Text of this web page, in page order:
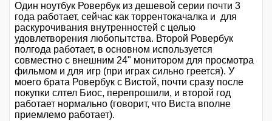
Один ноутбук Ровербук из дешевой серии почти 3
года работает, сейчас как торрентокачалка и для
раскурочивания внутренностей с целью
удовлетворения любопытства. Второй Ровербук
полгода работает, в основном используется
совместно с внешним 24" монитором для просмотра
фильмом и для игр (при играх сильно греется). У
моего брата Ровербук с Вистой, почти сразу после
покупки слтел Биос, перепрошили, и второй год
работает нормально (говорит, что Виста вполне
приемлемо работает).